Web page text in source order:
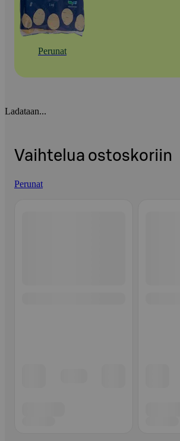
Perunat
Ladataan...
Vaihtelua ostoskoriin
Perunat